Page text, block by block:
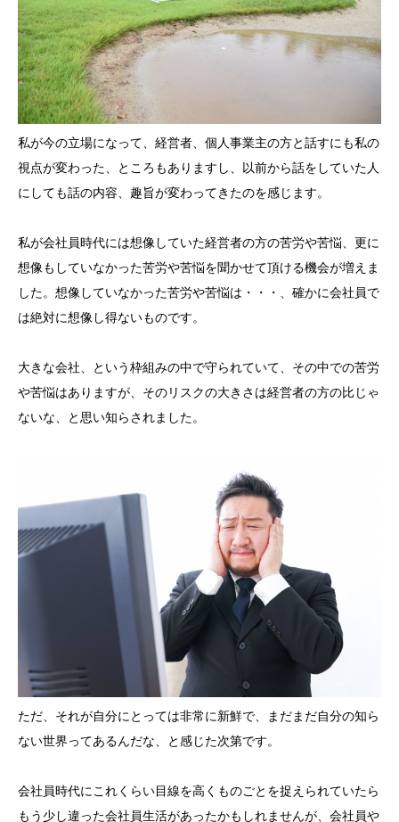
私が今の立場になって、経営者、個人事業主の方と話すにも私の
視点が変わった、ところもありますし、以前から話をしていた人
にしても話の内容、趣旨が変わってきたのを感じます。
私が会社員時代には想像していた経営者の方の苦労や苦悩、更に
想像もしていなかった苦労や苦悩を聞かせて頂ける機会が増えま
した。想像していなかった苦労や苦悩は・・・、確かに会社員で
は絶対に想像し得ないものです。
大きな会社、という枠組みの中で守られていて、その中での苦労
や苦悩はありますが、そのリスクの大きさは経営者の方の比じゃ
ないな、と思い知らされました。
ただ、それが自分にとっては非常に新鮮で、まだまだ自分の知ら
ない世界ってあるんだな、と感じた次第です。
会社員時代にこれくらい目線を高くものごとを捉えられていたら
もう少し違った会社員生活があったかもしれませんが、会社員や